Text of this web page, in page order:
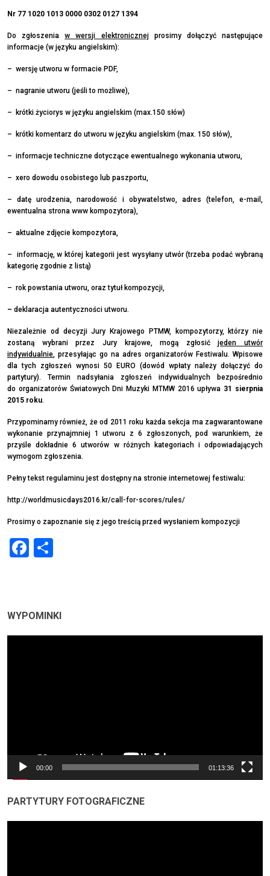
Nr 77 1020 1013 0000 0302 0127 1394
Do zgłoszeniaw wersji elektronicznejprosimy dołączyć następujące
informacje (w języku angielskim):
– wersję utworu w formacie PDF,
– nagranie utworu (jeśli to możliwe),
– krótki życiorys w języku angielskim (max.150 słów)
– krótki komentarz do utworu w języku angielskim (max. 150 słów),
– informacje techniczne dotyczące ewentualnego wykonania utworu,
– xero dowodu osobistego lub paszportu,
– datę urodzenia, narodowość i obywatelstwo, adres (telefon, e-mail,
ewentualna strona www kompozytora),
– aktualne zdjęcie kompozytora,
– informację, w której kategorii jest wysyłany utwór (trzeba podać wybraną
kategorię zgodnie z listą)
– rok powstania utworu, oraz tytuł kompozycji,
– deklaracja autentyczności utworu.
Niezależnie od decyzji Jury Krajowego PTMW, kompozytorzy, którzy nie
zostaną wybrani przez Jury krajowe, mogą zgłosićjeden utwór
indywidualnie, przesyłając go na adres organizatorów Festiwalu. Wpisowe
dla tych zgłoszeń wynosi 50 EURO (dowód wpłaty należy dołączyć do
partytury). Termin nadsyłania zgłoszeń indywidualnych bezpośrednio
do organizatorów Światowych Dni Muzyki MTMW 2016 upływa 31 sierpnia
2015 roku.
Przypominamy również, że od 2011 roku każda sekcja ma zagwarantowane
wykonanie przynajmniej 1 utworu z 6 zgłoszonych, pod warunkiem, że
przyśle dokładnie 6 utworów w różnych kategoriach i odpowiadających
wymogom zgłoszenia.
Pełny tekst regulaminu jest dostępny na stronie internetowej festiwalu:
http://worldmusicdays2016.kr/call-for-scores/rules/
Prosimy o zapoznanie się z jego treścią przed wysłaniem kompozycji
Facebook
WYPOMINKI
00:00 01:13:36
PARTYTURY FOTOGRAFICZNE